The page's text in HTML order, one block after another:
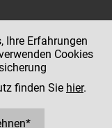
Ihre Erfahrungen
Cookies
finden Sie hier.